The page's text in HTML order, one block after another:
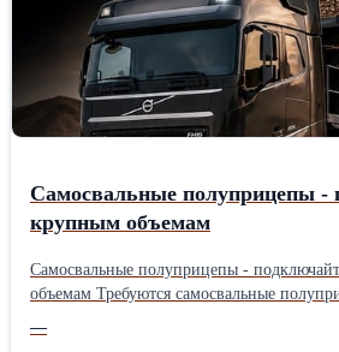
предложим оформить аренду мини-
Собственное производство Длина: 140
Высота: 140 см
Самосвальные полуприцепы -
крупным объемам
Самосвальные полуприцепы -
объемам Требуются самосвальные
Стабильные выплаты по графику.
—